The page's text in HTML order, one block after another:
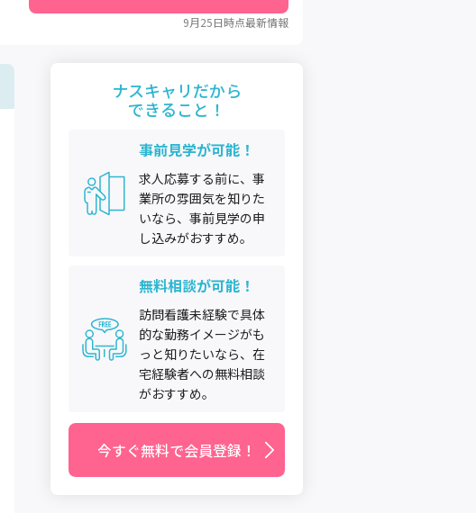
9月25日時点最新情報
ナスキャリだから
できること！
事前見学が可能！
求人応募する前に、事
業所の雰囲気を知りた
いなら、事前見学の申
し込みがおすすめ。
無料相談が可能！
訪問看護未経験で具体
的な勤務イメージがも
っと知りたいなら、在
宅経験者への無料相談
がおすすめ。
今すぐ無料で会員登録！